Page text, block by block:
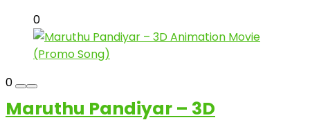
0
0
Maruthu Pandiyar – 3D